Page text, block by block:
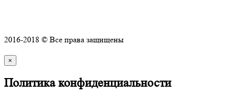
2016-2018 © Все права защищены
×
Политика конфиденциальности